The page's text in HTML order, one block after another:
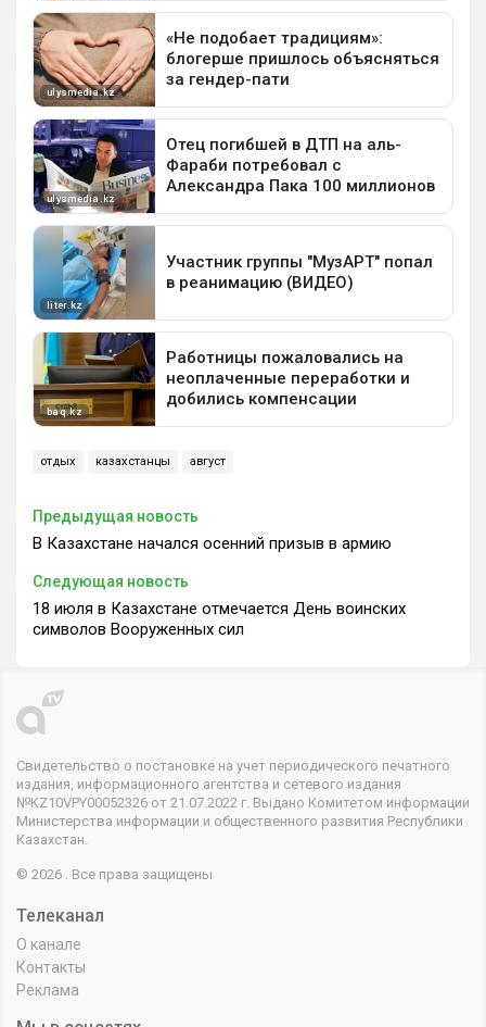
отдых казахстанцы август
Предыдущая новость
В Казахстане начался осенний призыв в армию
Следующая новость
18 июля в Казахстане отмечается День воинских
символов Вооруженных сил
Свидетельство о постановке на учет периодического печатного
издания, информационного агентства и сетевого издания
№KZ10VPY00052326 от 21.07.2022 г. Выдано Комитетом информации
Министерства информации и общественного развития Республики
Казахстан.
© 2026 . Все права защищены
Телеканал
О канале
Контакты
Реклама